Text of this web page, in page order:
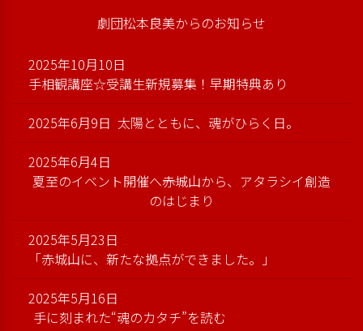
劇団松本良美からのお知らせ
2025年10月10日
手相観講座☆受講生新規募集！早期特典あり
2025年6月9日 太陽とともに、魂がひらく日。
2025年6月4日
夏至のイベント開催へ――赤城山から、アタラシイ創造
のはじまり
2025年5月23日
「赤城山に、新たな拠点ができました。」
2025年5月16日
手に刻まれた“魂のカタチ”を読む